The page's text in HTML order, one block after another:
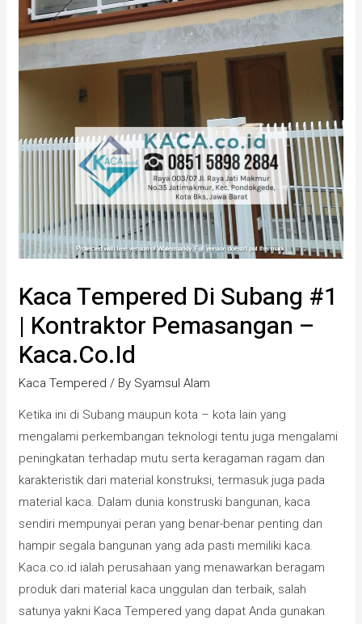
Kaca Tempered Di Subang #1
| Kontraktor Pemasangan –
Kaca.co.id
Kaca Tempered / By Syamsul Alam
Ketika ini di Subang maupun kota – kota lain yang
mengalami perkembangan teknologi tentu juga mengalami
peningkatan terhadap mutu serta keragaman ragam dan
karakteristik dari material konstruksi, termasuk juga pada
material kaca. Dalam dunia konstruski bangunan, kaca
sendiri mempunyai peran yang benar-benar penting dan
hampir segala bangunan yang ada pasti memiliki kaca.
Kaca.co.id ialah perusahaan yang menawarkan beragam
produk dari material kaca unggulan dan terbaik, salah
satunya yakni Kaca Tempered yang dapat Anda gunakan